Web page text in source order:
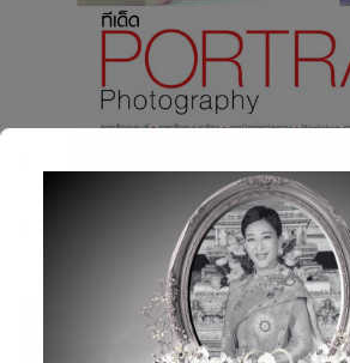
สุรกิจ จิรทรัพย์สกุล
ประเภทหนังสือ:กล้องและการถ่ายภาพ